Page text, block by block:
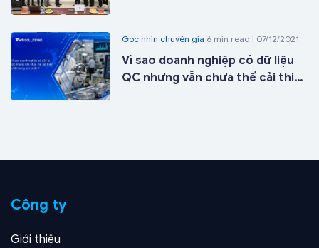
ngày triển khai
Góc nhìn chuyên gia 6 min read | 07/12/2021
Vì sao doanh nghiệp có dữ liệu
QC nhưng vẫn chưa thể cải thiện
Công ty
Giới thiệu